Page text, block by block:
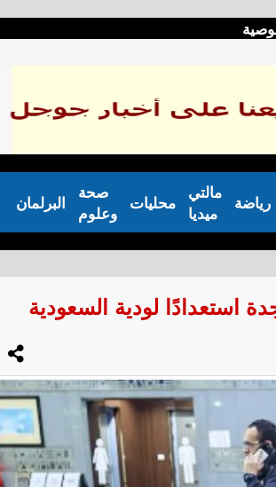
البرلمان
صحة
وعلوم
محليات
مالتي
ميديا
رياضة
استعدادًا لودية السعودية